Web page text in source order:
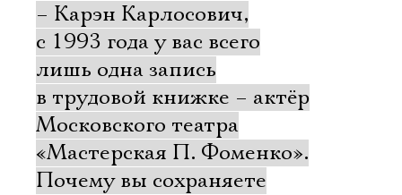
– Карэн Карлосович,
с 1993 года у вас всего
лишь одна запись
в трудовой книжке – актёр
Московского театра
«Мастерская П. Фоменко».
Почему вы сохраняете